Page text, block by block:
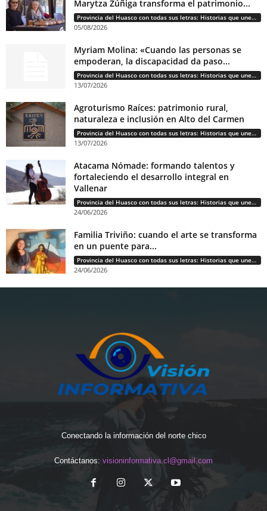
Marytza Zúñiga transforma el patrimonio...
Provincia del Huasco con todas sus letras: Historias que unen cultura, diversidad e identidad
05/08/2026
Myriam Molina: «Cuando las personas se
empoderan, la discapacidad da paso...
Provincia del Huasco con todas sus letras: Historias que unen cultura, diversidad e identidad
13/07/2026
Agroturismo Raíces: patrimonio rural,
naturaleza e inclusión en Alto del Carmen
Provincia del Huasco con todas sus letras: Historias que unen cultura, diversidad e identidad
13/07/2026
Atacama Nómade: formando talentos y
fortaleciendo el desarrollo integral en
Vallenar
Provincia del Huasco con todas sus letras: Historias que unen cultura, diversidad e identidad
24/06/2026
Familia Triviño: cuando el arte se transforma
en un puente para...
Provincia del Huasco con todas sus letras: Historias que unen cultura, diversidad e identidad
24/06/2026
Conectando la información del norte chico
Contáctanos: visioninformativa.cl@gmail.com